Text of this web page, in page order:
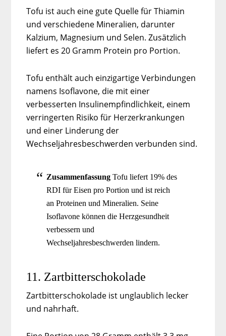
Tofu ist auch eine gute Quelle für Thiamin
und verschiedene Mineralien, darunter
Kalzium, Magnesium und Selen. Zusätzlich
liefert es 20 Gramm Protein pro Portion.
Tofu enthält auch einzigartige Verbindungen
namens Isoflavone, die mit einer
verbesserten Insulinempfindlichkeit, einem
verringerten Risiko für Herzerkrankungen
und einer Linderung der
Wechseljahresbeschwerden verbunden sind.
Zusammenfassung Tofu liefert 19% des
RDI für Eisen pro Portion und ist reich
an Proteinen und Mineralien. Seine
Isoflavone können die Herzgesundheit
verbessern und
Wechseljahresbeschwerden lindern.
11. Zartbitterschokolade
Zartbitterschokolade ist unglaublich lecker
und nahrhaft.